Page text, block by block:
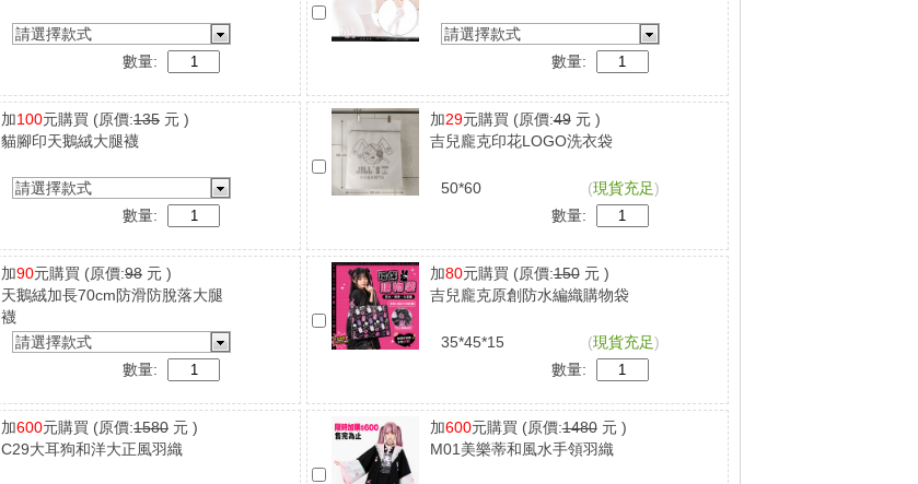
請選擇款式
數量:
請選擇款式
數量:
加100元購買 (原價:135 元 )
貓腳印天鵝絨大腿襪
請選擇款式
數量:
加29元購買 (原價:49元 )
吉兒龐克印花LOGO洗衣袋
50*60 (現貨充足)
數量:
加90元購買 (原價:98 元 )
天鵝絨加長70cm防滑防脫落大腿
襪
請選擇款式
數量:
加80元購買 (原價:150元 )
吉兒龐克原創防水編織購物袋
35*45*15 (現貨充足)
數量:
加600元購買 (原價:1580 元 )
C29大耳狗和洋大正風羽織
加600元購買 (原價:1480元 )
M01美樂蒂和風水手領羽織